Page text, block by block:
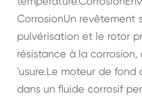
CorrosionUn revêtement
pulvérisation et le rotor
résistance à la
'usure.Le moteur de
dans un fluide corrosif